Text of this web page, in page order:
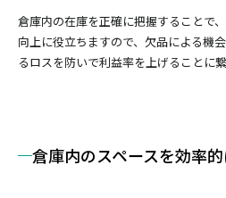
倉庫内の在庫を正確に把握することで
向上に役立ちますので、欠品による機
るロスを防いで利益率を上げることに繋
倉庫内のスペースを効率